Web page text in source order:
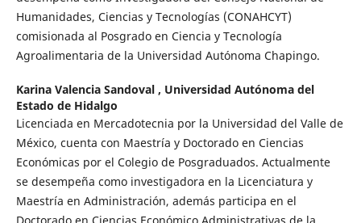
Humanidades, Ciencias y Tecnologías (CONAHCYT)
comisionada al Posgrado en Ciencia y Tecnología
Agroalimentaria de la Universidad Autónoma Chapingo.
Karina Valencia Sandoval , Universidad Autónoma del
Estado de Hidalgo
Licenciada en Mercadotecnia por la Universidad del Valle de
México, cuenta con Maestría y Doctorado en Ciencias
Económicas por el Colegio de Posgraduados. Actualmente
se desempeña como investigadora en la Licenciatura y
Maestría en Administración, además participa en el